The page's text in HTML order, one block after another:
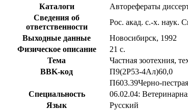
Каталоги
Авторефераты
Сведения об
ответственности
Рос. акад. с.-х. наук.
Выходные данные
Новосибирск, 1992
Физическое описание
21 с.
Тема
Частная зоотехния,
BBK-код
П9(2Р53-4Ал)60,0
П603.39Черно-
Специальность
06.02.04:
Язык
Русский